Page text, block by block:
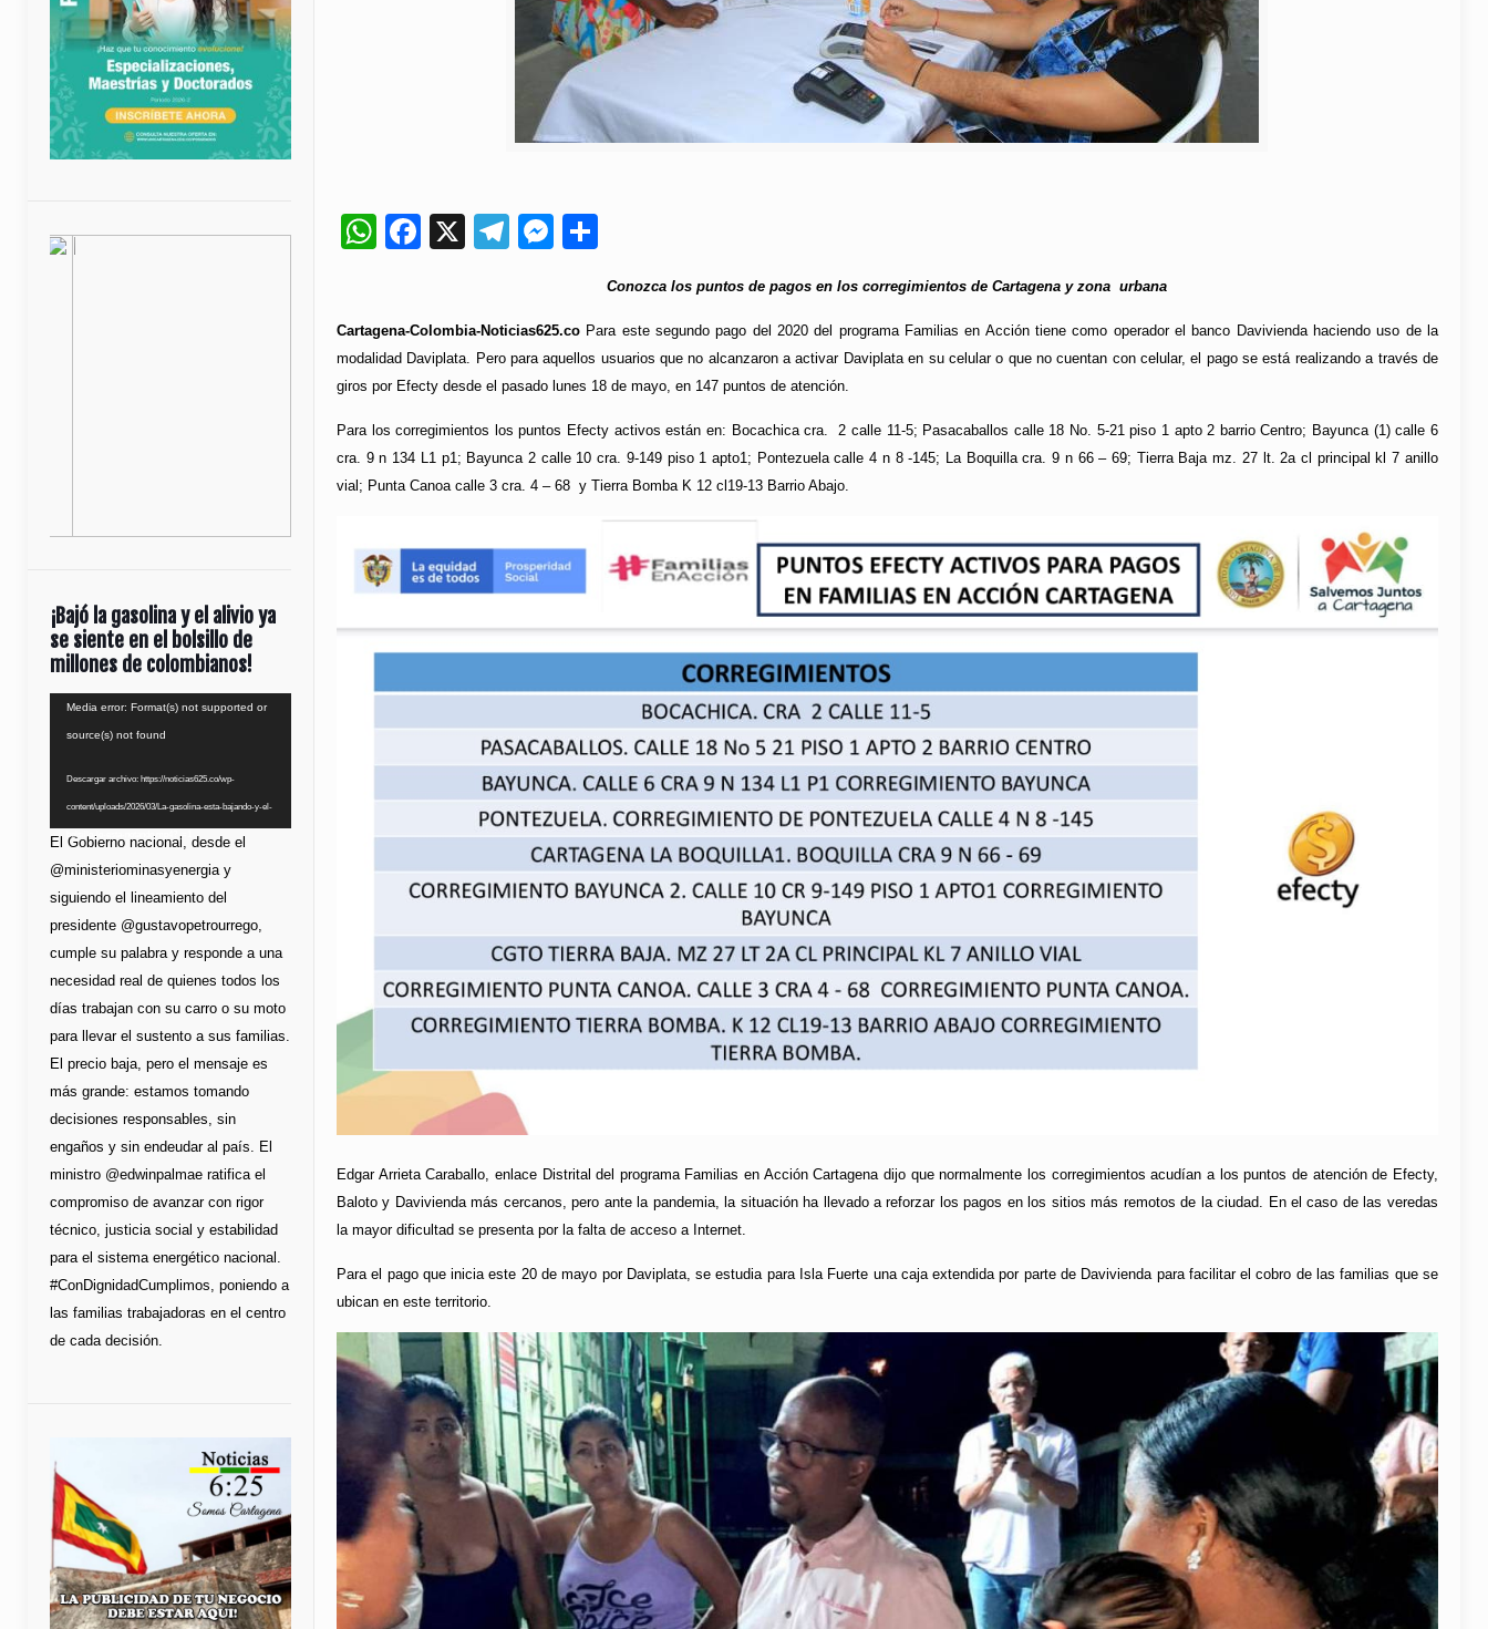
WhatsApp
Facebook
X Telegram
Messenger
Conozca los puntos de pagos en los corregimientos de Cartagena y zona urbana
Cartagena-Colombia-Noticias625.coPara este segundo pago del 2020 del programa Familias en Acción tiene como operador el banco Davivienda haciendo uso de la
modalidad Daviplata. Pero para aquellos usuarios que no alcanzaron a activar Daviplata en su celular o que no cuentan con celular, el pago se está realizando a través de
giros por Efecty desde el pasado lunes 18 de mayo, en 147 puntos de atención.
Para los corregimientos los puntos Efecty activos están en: Bocachica cra. 2 calle 11-5; Pasacaballos calle 18 No. 5-21 piso 1 apto 2 barrio Centro; Bayunca (1) calle 6
cra. 9 n 134 L1 p1; Bayunca 2 calle 10 cra. 9-149 piso 1 apto1; Pontezuela calle 4 n 8 -145; La Boquilla cra. 9 n 66 – 69; Tierra Baja mz. 27 lt. 2a cl principal kl 7 anillo
vial; Punta Canoa calle 3 cra. 4 – 68 y Tierra Bomba K 12 cl19-13 Barrio Abajo.
Edgar Arrieta Caraballo, enlace Distrital del programa Familias en Acción Cartagena dijo que normalmente los corregimientos acudían a los puntos de atención de Efecty,
Baloto y Davivienda más cercanos, pero ante la pandemia, la situación ha llevado a reforzar los pagos en los sitios más remotos de la ciudad. En el caso de las veredas
la mayor dificultad se presenta por la falta de acceso a Internet.
Para el pago que inicia este 20 de mayo por Daviplata, se estudia para Isla Fuerte una caja extendida por parte de Davivienda para facilitar el cobro de las familias que se
ubican en este territorio.
¡Bajó la gasolina y el alivio ya
se siente en el bolsillo de
millones de colombianos!
Reproductor
Media error: Format(s) not supported or
source(s) not found
Descargar archivo: https://noticias625.co/wp-
content/uploads/2026/03/La-gasolina-esta-bajando-y-el-
El Gobierno nacional, desde el
@ministeriominasyenergia y
siguiendo el lineamiento del
presidente @gustavopetrourrego,
cumple su palabra y responde a una
necesidad real de quienes todos los
días trabajan con su carro o su moto
para llevar el sustento a sus familias.
El precio baja, pero el mensaje es
más grande: estamos tomando
decisiones responsables, sin
engaños y sin endeudar al país. El
ministro @edwinpalmae ratifica el
compromiso de avanzar con rigor
técnico, justicia social y estabilidad
para el sistema energético nacional.
#ConDignidadCumplimos, poniendo a
las familias trabajadoras en el centro
de cada decisión.